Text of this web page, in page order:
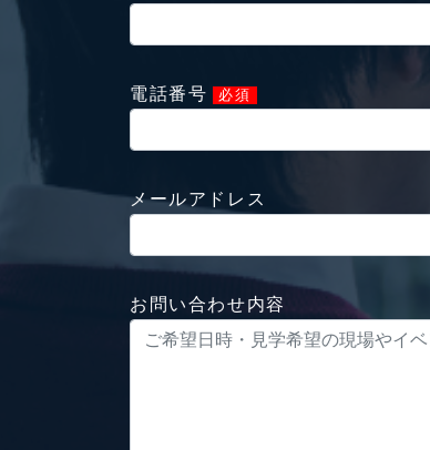
電話番号 必須
メールアドレス
お問い合わせ内容